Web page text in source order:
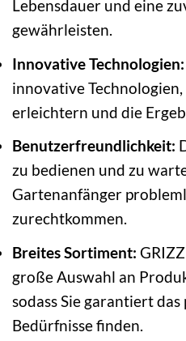
Lebensdauer und eine
gewährleisten.
Innovative Technologien:
innovative
erleichtern und die
Benutzerfreundlichkeit:
zu bedienen und zu
Gartenanfänger
zurechtkommen.
Breites Sortiment:
große Auswahl an
sodass Sie garantiert
Bedürfnisse finden.